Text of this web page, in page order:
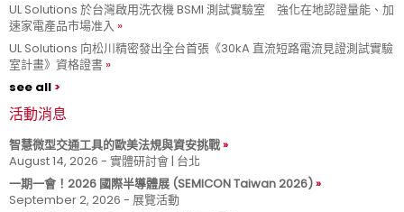
UL Solutions 於台灣啟用洗衣機 BSMI 測試實驗室 強化在地認證量能、加
速家電產品市場准入
UL Solutions 向松川精密發出全台首張《30kA 直流短路電流見證測試實驗
室計畫》資格證書
see all
活動消息
智慧微型交通工具的歐美法規與資安挑戰
August 14, 2026 - 實體研討會 | 台北
一期一會！2026 國際半導體展 (SEMICON Taiwan 2026)
September 2, 2026 - 展覽活動